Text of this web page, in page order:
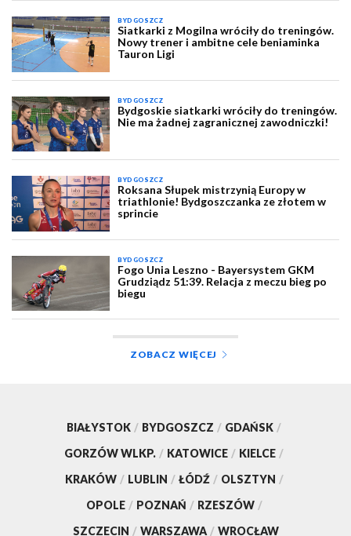
BYDGOSZCZ
Siatkarki z Mogilna wróciły do treningów.
Nowy trener i ambitne cele beniaminka
Tauron Ligi
BYDGOSZCZ
Bydgoskie siatkarki wróciły do treningów.
Nie ma żadnej zagranicznej zawodniczki!
BYDGOSZCZ
Roksana Słupek mistrzynią Europy w
triathlonie! Bydgoszczanka ze złotem w
sprincie
BYDGOSZCZ
Fogo Unia Leszno - Bayersystem GKM
Grudziądz 51:39. Relacja z meczu bieg po
biegu
ZOBACZ WIĘCEJ
BIAŁYSTOK / BYDGOSZCZ / GDAŃSK /
GORZÓW WLKP. / KATOWICE / KIELCE /
KRAKÓW / LUBLIN / ŁÓDŹ / OLSZTYN /
OPOLE / POZNAŃ / RZESZÓW /
SZCZECIN / WARSZAWA / WROCŁAW